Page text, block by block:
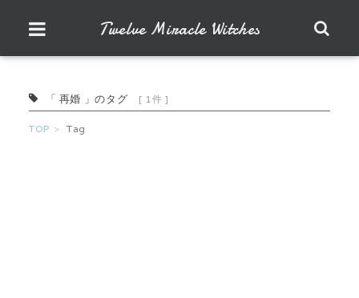
Twelve Miracle Witches
「 再婚 」のタグ [ 1件 ]
TOP Tag